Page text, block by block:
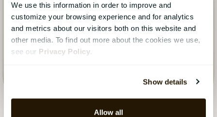
We use this information in order to improve and
customize your browsing experience and for analytics
and metrics about our visitors both on this website and
other media. To find out more about the cookies we use,
see our Privacy Policy
Show details
Allow all